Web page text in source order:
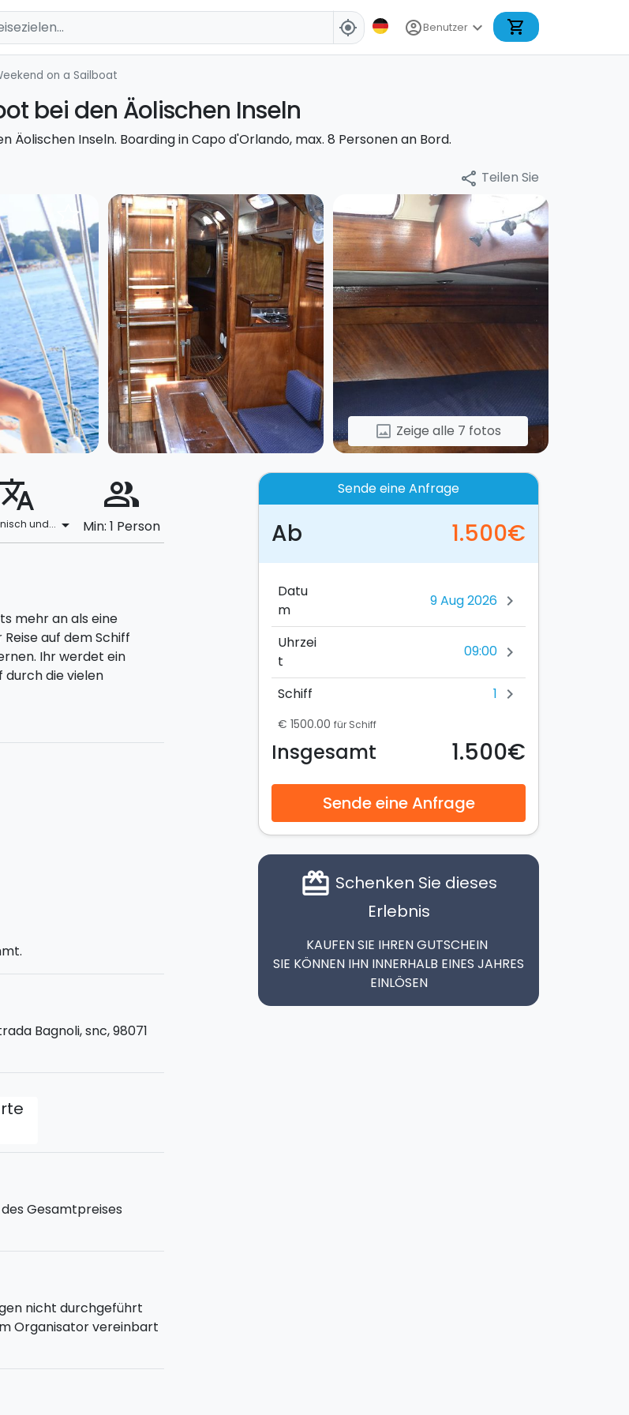
my_location account_circleBenutzer expand_more shopping_cart
on a Sailboat
bei den Äolischen Inseln
Inseln. Boarding in Capo d'Orlando, max. 8 Personen an Bord.
share Teilen Sie
image Zeige alle 7 fotos
translate
und... arrow_drop_down
people_alt
Min: 1 Person
mehr an als eine
auf dem Schiff
Ihr werdet ein
durch die vielen
Rückfahrt
Bagnoli, snc, 98071
Gesamtpreises
nicht durchgeführt
Organisator vereinbart
Sende eine Anfrage
Ab 1.500€
Datu
m
chevron_right
Uhrzei
t
09:00 chevron_right
Schiff 1 chevron_right
€ 1500.00 für Schiff
Insgesamt 1.500€
Sende eine Anfrage
card_giftcard Schenken Sie dieses
Erlebnis
KAUFEN SIE IHREN GUTSCHEIN
SIE KÖNNEN IHN INNERHALB EINES JAHRES
EINLÖSEN